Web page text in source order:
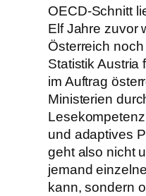
OECD-Schnitt
Elf Jahre zuvor
Österreich
Statistik Austria
im Auftrag
Ministerien
und adaptives
geht also nicht
jemand
kann, sondern